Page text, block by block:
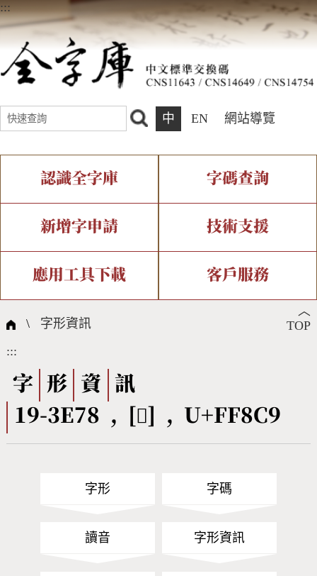
:::
中 EN 網站導覽
認識全字庫
全字庫介紹 全字庫現況
中文碼介紹 專有名詞介紹
國際字碼相關組織
字碼查詢
IDS查詢 部件查詢
複合查詢 注音查詢
筆畫查詢
筆順序查詢
CNS查詢 Unicode查詢
新增字申請
新字申請處理流程
技術支援
字形即時顯示 造字解決方案
全字庫授權 轉碼Web Service
應用工具下載
個人電腦造字處理工具
字形下載
客戶服務
問題集
熱門查詢統計
︿
TOP
\ 字形資訊
:::
字 形 資
訊
19-3E78 , [󿣉] , U+FF8C9
字形 字碼
讀音 字形資訊